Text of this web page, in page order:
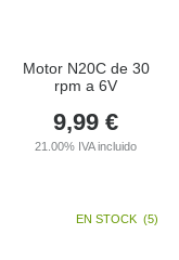
Motor N20C de 30
rpm a 6V
9,99 €
21.00% IVA incluido
EN STOCK(5)